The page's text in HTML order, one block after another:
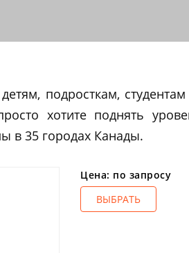
подросткам,
хотите поднять
в 35 городах Канады.
Цена: по запросу
ВЫБРАТЬ